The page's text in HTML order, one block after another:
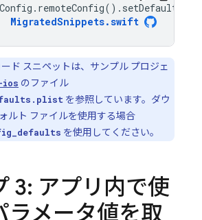
. remoteConfig(). setDefaults
MigratedSnippets.swift
ド スニペットは、サンプル プロジェ
のファイル
を参照しています。ダウ
ルト ファイルを使用する場合
を使用してください。
3: アプリ内で使
ラメータ値を取